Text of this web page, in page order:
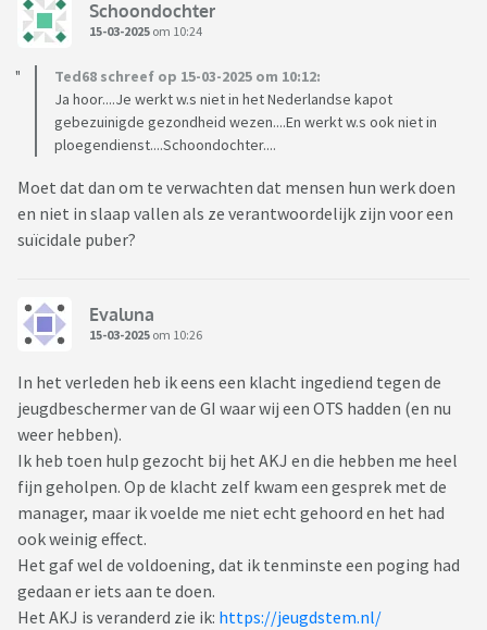
Schoondochter
15-03-2025 om 10:24
Ted68 schreef op 15-03-2025 om 10:12:
Ja hoor....Je werkt w.s niet in het Nederlandse kapot
gebezuinigde gezondheid wezen....En werkt w.s ook niet in
ploegendienst....Schoondochter....
Moet dat dan om te verwachten dat mensen hun werk doen
en niet in slaap vallen als ze verantwoordelijk zijn voor een
suïcidale puber?
Evaluna
15-03-2025 om 10:26
In het verleden heb ik eens een klacht ingediend tegen de
jeugdbeschermer van de GI waar wij een OTS hadden (en nu
weer hebben).
Ik heb toen hulp gezocht bij het AKJ en die hebben me heel
fijn geholpen. Op de klacht zelf kwam een gesprek met de
manager, maar ik voelde me niet echt gehoord en het had
ook weinig effect.
Het gaf wel de voldoening, dat ik tenminste een poging had
gedaan er iets aan te doen.
Het AKJ is veranderd zie ik: https://jeugdstem.nl/